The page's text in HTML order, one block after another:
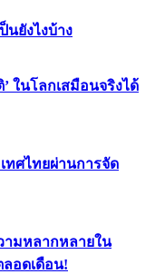
นยังไงบ้าง
ในโลกเสมือนจริงได้
ทศไทยผ่านการจัด
ามหลากหลายใน
ลอดเดือน!